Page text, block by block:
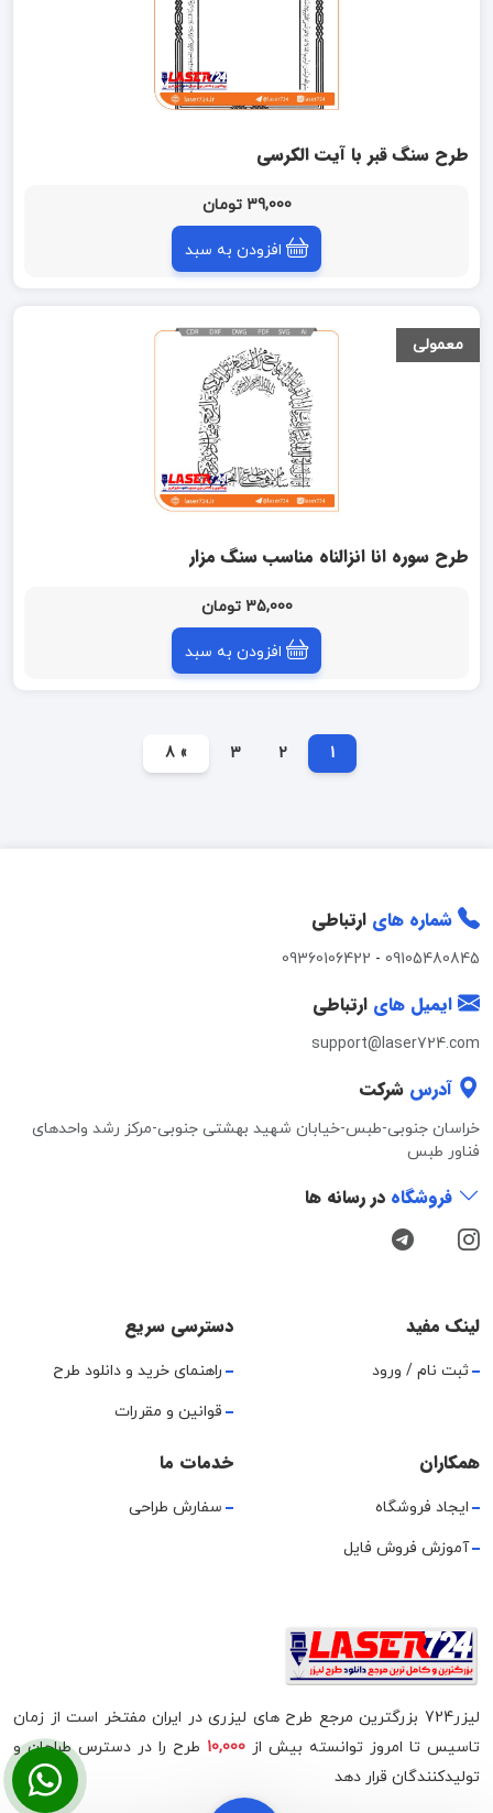
طرح سنگ قبر با آیت الکرسی
39,000 تومان
افزودن به سبد
معمولی
طرح سوره انا انزالناه مناسب سنگ مزار
35,000 تومان
افزودن به سبد
1
2
3
» 8
شماره های ارتباطی
09105480845
-
09360106422
ایمیل های ارتباطی
support@laser724.com
آدرس شرکت
خراسان جنوبی-طبس-خیابان شهید بهشتی جنوبی-مرکز رشد واحدهای
فناور طبس
فروشگاه در رسانه ها
لینک مفید
ثبت نام / ورود
دسترسی سریع
راهنمای خرید و دانلود طرح
قوانین و مقررات
همکاران
ایجاد فروشگاه
آموزش فروش فایل
خدمات ما
سفارش طراحی
لیزر724 بزرگترین مرجع طرح های لیزری در ایران مفتخر است از زمان
تاسیس تا امروز توانسته بیش از 10,000 طرح را در دسترس طراحان و
تولیدکنندگان قرار دهد